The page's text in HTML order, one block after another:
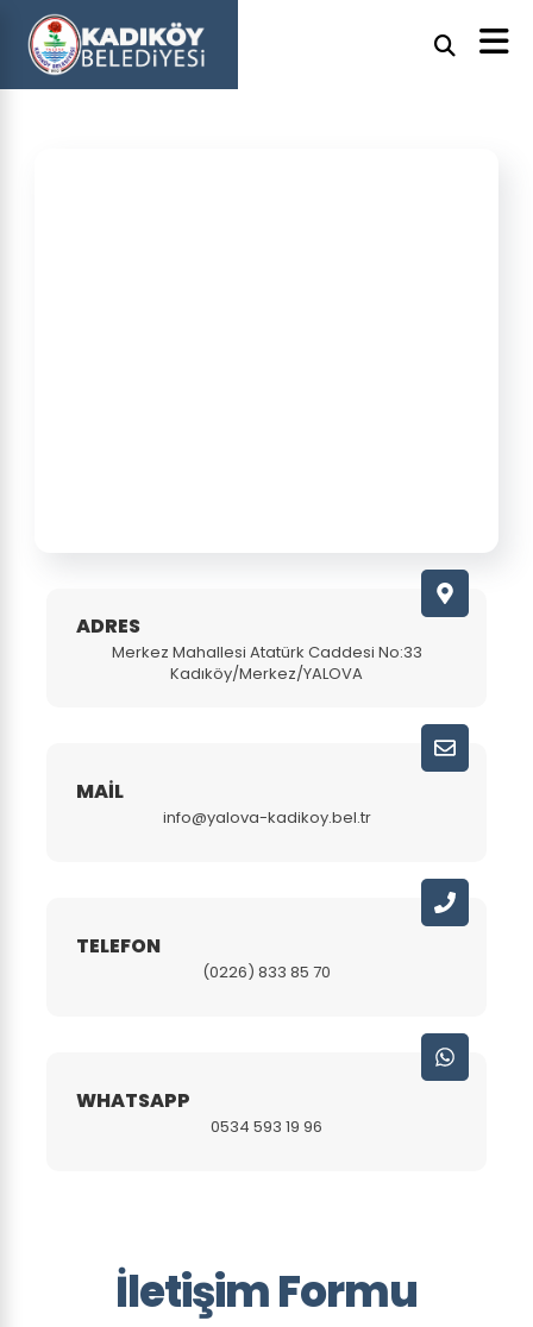
ADRES
Merkez Mahallesi Atatürk Caddesi No:33
Kadıköy/Merkez/YALOVA
MAIL
info@yalova-kadikoy.bel.tr
TELEFON
(0226) 833 85 70
WHATSAPP
0534 593 19 96
İletişim Formu